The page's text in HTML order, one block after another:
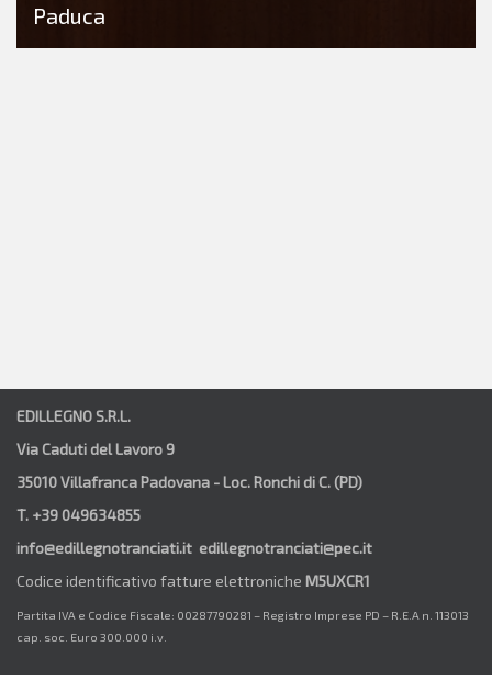
Paduca
EDILLEGNO S.R.L.
Via Caduti del Lavoro 9
35010 Villafranca Padovana - Loc. Ronchi di C. (PD)
T. +39 049634855
info@edillegnotranciati.it edillegnotranciati@pec.it
Codice identificativo fatture elettroniche M5UXCR1
Partita IVA e Codice Fiscale: 00287790281 – Registro Imprese PD – R.E.A n. 113013
cap. soc. Euro 300.000 i.v.